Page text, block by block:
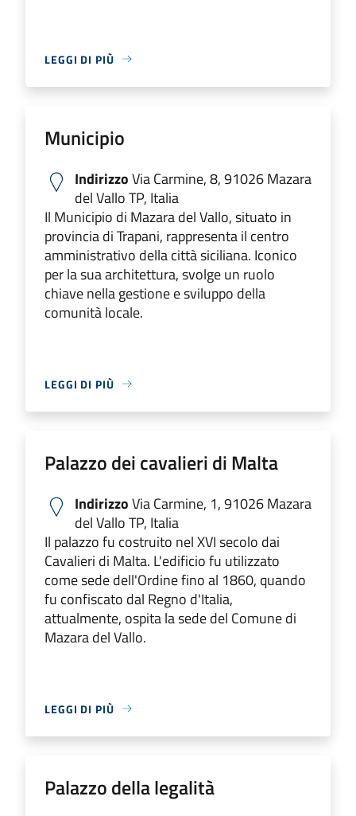
LEGGI DI PIÙ
Municipio
IndirizzoVia Carmine, 8, 91026 Mazara
del Vallo TP, Italia
Il Municipio di Mazara del Vallo, situato in
provincia di Trapani, rappresenta il centro
amministrativo della città siciliana. Iconico
per la sua architettura, svolge un ruolo
chiave nella gestione e sviluppo della
comunità locale.
LEGGI DI PIÙ
Palazzo dei cavalieri di Malta
IndirizzoVia Carmine, 1, 91026 Mazara
del Vallo TP, Italia
Il palazzo fu costruito nel XVI secolo dai
Cavalieri di Malta. L'edificio fu utilizzato
come sede dell'Ordine fino al 1860, quando
fu confiscato dal Regno d'Italia,
attualmente, ospita la sede del Comune di
Mazara del Vallo.
LEGGI DI PIÙ
Palazzo della legalità